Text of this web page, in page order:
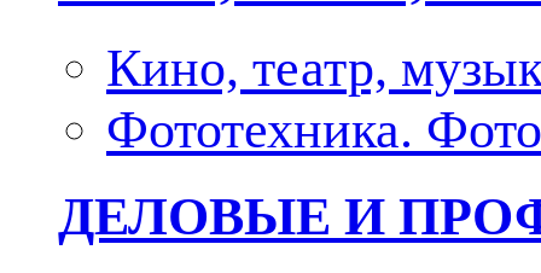
Кино, театр,
Фототехника.
ДЕЛОВЫЕ И